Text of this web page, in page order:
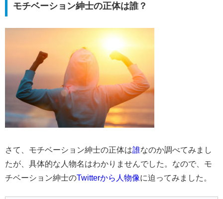
モチベーション紳士の正体は誰？
さて、モチベーション紳士の正体は誰なのか調べてみまし
たが、具体的な人物名はわかりませんでした。なので、モ
チベーション紳士のTwitterから人物像に迫ってみました。